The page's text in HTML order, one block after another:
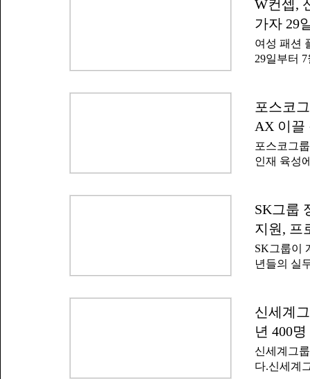
떻게 협력
요하지만
수 있다'
선의 고도
경쟁력을
체, IT, 첨
다.특히 전
업 진단을
(직장인 기
한다.기업
W컨셉,
가자 29
여성 패션
29일부터
원하는 프
발한다.
교육, 마케
셉 플랫폼
기회도 지
부 심사위
랜드가 최
운데 최우
설명했다.
포스코
AX 이끌
포스코그
인재 육성
집하고 있
는 'K-뉴딜
300명의
양성한다.
발 △딥러
원 대상은
부터 포항
SK그룹
지원, 프
SK그룹이
년들의 실
카데미'에
5개 사업
도가 높은
활용 콘텐
맞춤형 직
신세계
년 400
신세계그
다.신세계